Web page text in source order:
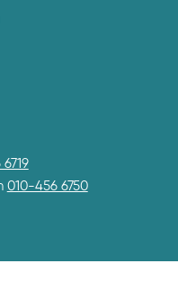
010-456 6750